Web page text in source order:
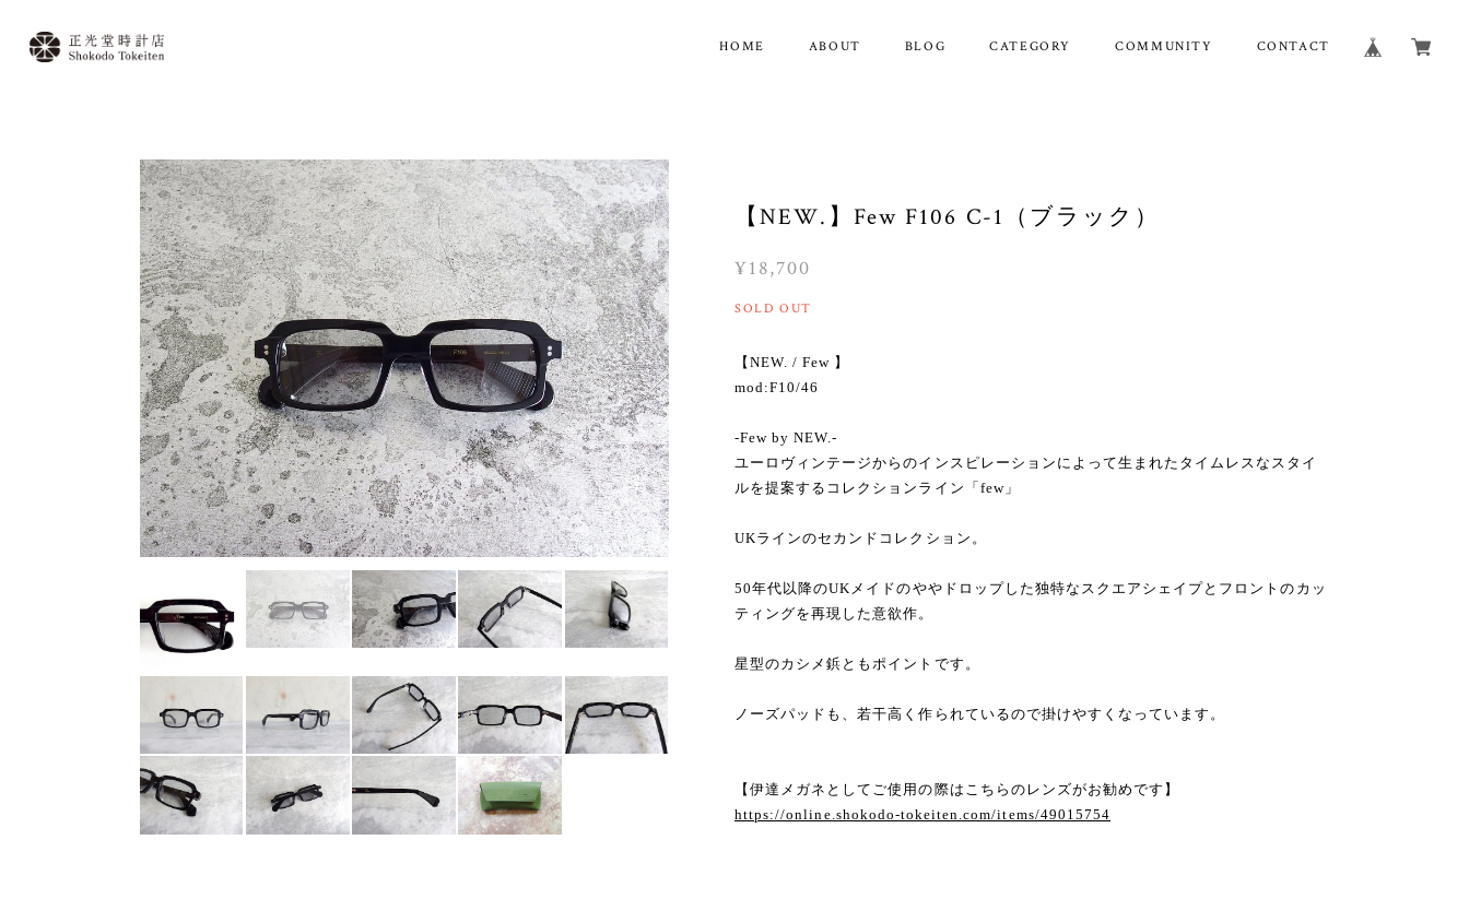
HOME ABOUT BLOG CATEGORY COMMUNITY CONTACT
【NEW.】Few F106 C-1（ブラック）
¥18,700
SOLD OUT
【NEW. / Few 】
mod:F10/46
-Few by NEW.-
ユーロヴィンテージからのインスピレーションによって生まれたタイムレスなスタイ
ルを提案するコレクションライン「few」
UKラインのセカンドコレクション。
50年代以降のUKメイドのややドロップした独特なスクエアシェイプとフロントのカッ
ティングを再現した意欲作。
星型のカシメ鋲ともポイントです。
ノーズパッドも、若干高く作られているので掛けやすくなっています。
【伊達メガネとしてご使用の際はこちらのレンズがお勧めです】
https://online.shokodo-tokeiten.com/items/49015754